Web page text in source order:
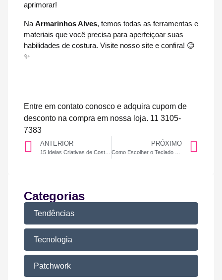
aprimorar!
Na Armarinhos Alves, temos todas as ferramentas e
materiais que você precisa para aperfeiçoar suas
habilidades de costura. Visite nosso site e confira! 😊
✨
Entre em contato conosco e adquira cupom de
desconto na compra em nossa loja. 11 3105-
7383
ANTERIOR PRÓXIMO
Categorias
Tendências
Tecnologia
Patchwork